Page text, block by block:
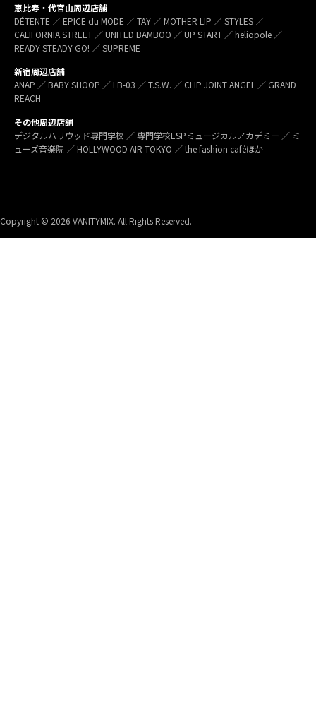
恵比寿・代官山周辺店舗
DÉTENTE ／ EPICE du MODE ／ TAY ／ MOTHER LIP ／ STYLES ／
CALIFORNIA STREET ／ UNITED BAMBOO ／ UP START ／ heliopole ／
READY STEADY GO! ／ SUPREME
新宿周辺店舗
ANAP ／ BABY SHOOP ／ LB-03 ／ T.S.W. ／ CLIP JOINT ANGEL ／ GRAND
REACH
その他周辺店舗
デジタルハリウッド専門学校 ／ 専門学校ESPミュージカルアカデミー ／ ミ
ューズ音楽院 ／ HOLLYWOOD AIR TOKYO ／ the fashion caféほか
Copyright © 2026 VANITYMIX. All Rights Reserved.